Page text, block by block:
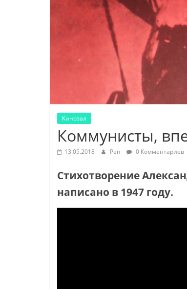
Кинозал
Коммунисты,
13.05.2018 Pen 0 Комментариев
Стихотворение
написано в 1947 году.